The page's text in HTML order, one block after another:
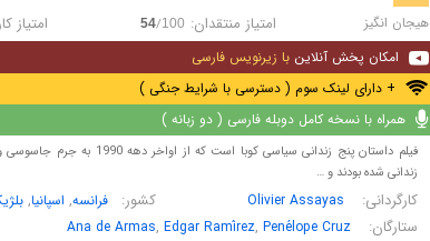
هیجان انگیز امتیاز منتقدان: 54/100 امتیاز
امکان پخش آنلاین با زیرنویس فارسی
+ دارای لینک سوم ( دسترسی با شرایط جنگی )
همراه با نسخه کامل دوبله فارسی ( دو زبانه )
فیلم داستان پنج زندانی سیاسی کوبا است که
زندانی شده بودند و …
کارگردانی: Olivier Assayas کشور: فرانسه, اسپانیا,
ستارگان: Ana de Armas, Edgar Ramírez, Penélope Cruz